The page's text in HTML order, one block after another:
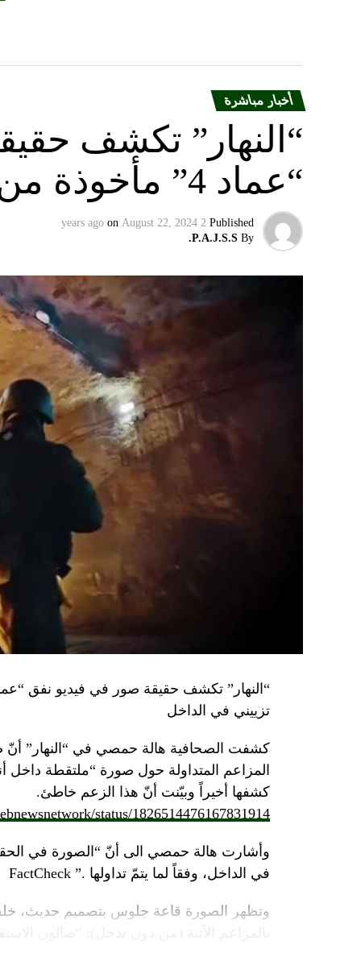
أخبار مباشرة
“النهار” تكشف
“عماد 4” مأخوذة من أوكرانيا….
Published
2 years ago
on August 22, 2024
By
P.A.J.S.S.
تزييني في الداخل
كشفت الصحافية هالة حمصي في “النهار”
كشفها أخيراً وبيّنت أنّ هذا الزعم خاطئ.
status/1826514476167831914
وأشارت هالة حمصي الى أنّ “الصورة في
في الداخل، وفقاً لما يتمّ تداولها .” FactCheck
وتظهر الصورة قاعة جلوس بتصميم حديث،